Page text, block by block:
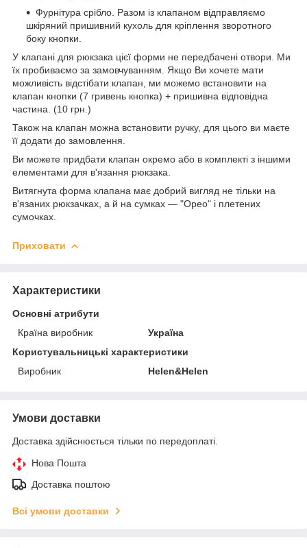
Фурнітура срібло. Разом із клапаном відправляємо
шкіряний пришивний кухоль для кріплення зворотного
боку кнопки.
У клапані для рюкзака цієї форми не передбачені отвори. Ми
їх пробиваємо за замовчуванням. Якщо Ви хочете мати
можливість відстібати клапан, ми можемо встановити на
клапан кнопки (7 гривень кнопка) + пришивна відповідна
частина. (10 грн.)
Також на клапан можна встановити ручку, для цього ви маєте
її додати до замовлення.
Ви можете придбати клапан окремо або в комплекті з іншими
елементами для в'язання рюкзака.
Витягнута форма клапана має добрий вигляд не тільки на
в'язаних рюкзачках, а й на сумках — "Орео" і плетених
сумочках.
Приховати
Характеристики
Основні атрибути
Країна виробник
Україна
Користувальницькі характеристики
Виробник
Helen&Helen
Умови доставки
Доставка здійснюється тільки по передоплаті.
Нова Пошта
Доставка поштою
Всі умови доставки